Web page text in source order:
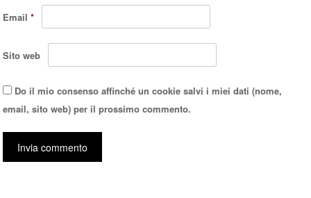
Email*
Sito web
Do il mio consenso affinché un cookie salvi i miei dati (nome,
email, sito web) per il prossimo commento.